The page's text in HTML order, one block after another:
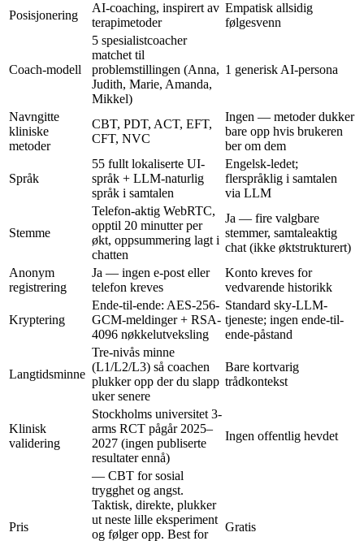
Posisjonering
AI-coaching, inspirert av
terapimetoder
Empatisk allsidig
følgesvenn
Coach-modell
5 spesialistcoacher
matchet til
problemstillingen (Anna,
Judith, Marie, Amanda,
Mikkel)
1 generisk AI-persona
Navngitte
kliniske
metoder
CBT, PDT, ACT, EFT,
CFT, NVC
Ingen — metoder dukker
bare opp hvis brukeren
ber om dem
Språk
55 fullt lokaliserte UI-
språk + LLM-naturlig
språk i samtalen
Engelsk-ledet;
flerspråklig i samtalen
via LLM
Stemme
Telefon-aktig WebRTC,
opptil 20 minutter per
økt, oppsummering lagt i
chatten
Ja — fire valgbare
stemmer, samtaleaktig
chat (ikke øktstrukturert)
Anonym
registrering
Ja — ingen e-post eller
telefon kreves
Konto kreves for
vedvarende historikk
Kryptering
Ende-til-ende: AES-256-
GCM-meldinger + RSA-
4096 nøkkelutveksling
Standard sky-LLM-
tjeneste; ingen ende-til-
ende-påstand
Langtidsminne
Tre-nivås minne
(L1/L2/L3) så coachen
plukker opp der du slapp
uker senere
Bare kortvarig
trådkontekst
Klinisk
validering
Stockholms universitet 3-
arms RCT pågår 2025–
2027 (ingen publiserte
resultater ennå)
Ingen offentlig hevdet
Pris
— CBT for sosial
trygghet og angst.
Taktisk, direkte, plukker
ut neste lille eksperiment
og følger opp. Best for
Gratis